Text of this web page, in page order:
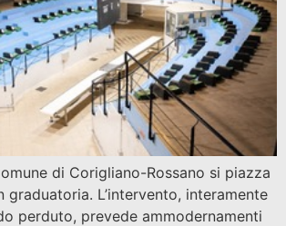
di Corigliano-Rossano si piazza
L’intervento, interamente
perduto, prevede ammodernamenti